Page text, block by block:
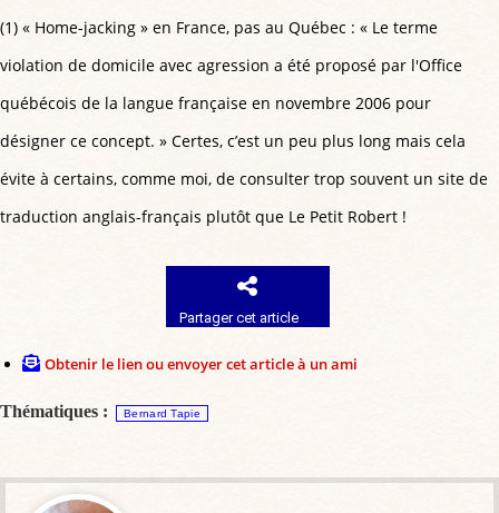
(1) « Home-jacking » en France, pas au Québec : « Le terme
violation de domicile avec agression a été proposé par l'Office
québécois de la langue française en novembre 2006 pour
désigner ce concept. » Certes, c’est un peu plus long mais cela
évite à certains, comme moi, de consulter trop souvent un site de
traduction anglais-français plutôt que Le Petit Robert !
Partager cet article
Obtenir le lien ou envoyer cet article à un ami
Thématiques : Bernard Tapie